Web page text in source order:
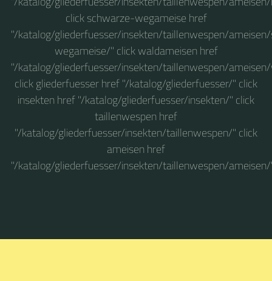
click schwarze-wegameise href
"/katalog/gliederfuesser/insekten/taillenwespen/
wegameise/" click waldameisen href
"/katalog/gliederfuesser/insekten/taillenwespen/
click gliederfuesser href "/katalog/gliederfuesser/" click
insekten href "/katalog/gliederfuesser/insekten/" click
taillenwespen href
"/katalog/gliederfuesser/insekten/taillenwespen/" click
ameisen href
"/katalog/gliederfuesser/insekten/taillenwespen/